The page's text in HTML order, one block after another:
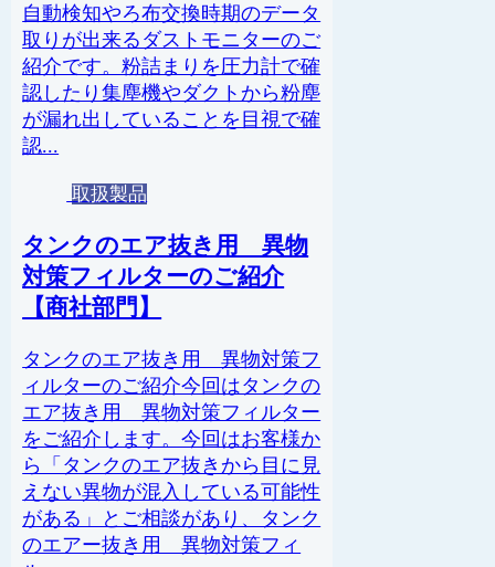
自動検知やろ布交換時期のデータ
取りが出来るダストモニターのご
紹介です。粉詰まりを圧力計で確
認したり集塵機やダクトから粉塵
が漏れ出していることを目視で確
認...
取扱製品
タンクのエア抜き用 異物
対策フィルターのご紹介
【商社部門】
タンクのエア抜き用 異物対策フ
ィルターのご紹介今回はタンクの
エア抜き用 異物対策フィルター
をご紹介します。今回はお客様か
ら「タンクのエア抜きから目に見
えない異物が混入している可能性
がある」とご相談があり、タンク
のエアー抜き用 異物対策フィ